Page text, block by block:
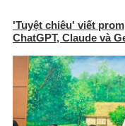
'Tuyệt chiêu' viết
ChatGPT, Claude và